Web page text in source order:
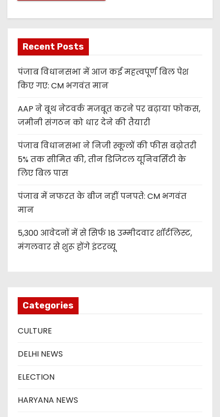
Recent Posts
पंजाब विधानसभा में आज कई महत्वपूर्ण बिल पेश
किए गए: CM भगवंत मान
AAP ने बूथ नेटवर्क मजबूत करने पर बढ़ाया फोकस,
जमीनी संगठन को धार देने की तैयारी
पंजाब विधानसभा ने निजी स्कूलों की फीस बढ़ोतरी
5% तक सीमित की, तीन डिजिटल यूनिवर्सिटी के
लिए बिल पास
पंजाब में नफरत के बीज नहीं पनपते: CM भगवंत
मान
5,300 आवेदनों में से सिर्फ 18 उम्मीदवार शॉर्टलिस्ट,
मंगलवार से शुरू होंगे इंटरव्यू
Categories
CULTURE
DELHI NEWS
ELECTION
HARYANA NEWS